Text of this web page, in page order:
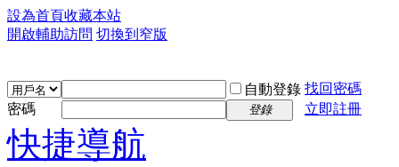
設為首頁收藏本站
開啟輔助訪問 切換到窄版
自動登錄 找回密碼
密碼
登錄 立即註冊
快捷導航